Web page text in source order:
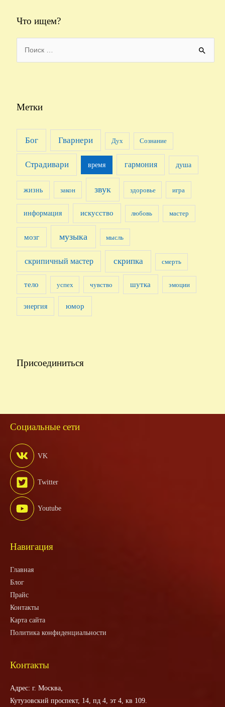
Что ищем?
c
f
:
Метки
Бог Гварнери Дух Сознание
Страдивари время гармония душа
жизнь закон звук здоровье игра
информация искусство любовь мастер
мозг музыка мысль
скрипичный мастер скрипка смерть
тело успех чувство шутка эмоции
энергия юмор
Присоединиться
Социальные сети
VK
Twitter
Youtube
Навигация
Главная
Блог
Прайс
Контакты
Карта сайта
Политика конфиденциальности
Контакты
Адрес: г. Москва,
Кутузовский проспект, 14, пд 4, эт 4, кв 109.